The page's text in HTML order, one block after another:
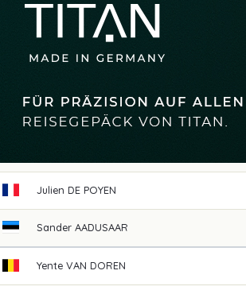
Julien DE POYEN
Sander AADUSAAR
Yente VAN DOREN